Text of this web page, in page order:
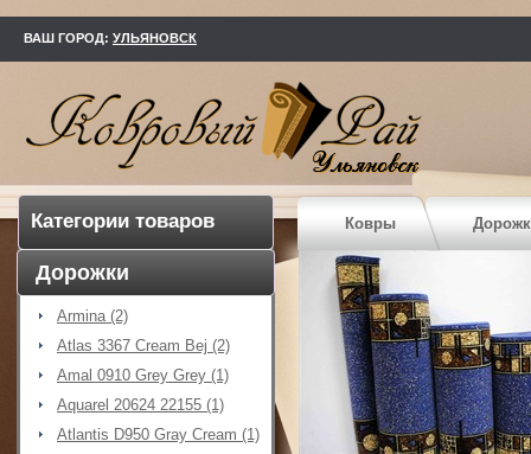
ВАШ ГОРОД: УЛЬЯНОВСК
Категории товаров Ковры
Дорожки
Armina (2)
Atlas 3367 Cream Bej (2)
Amal 0910 Grey Grey (1)
Aquarel 20624 22155 (1)
Atlantis D950 Gray Cream (1)